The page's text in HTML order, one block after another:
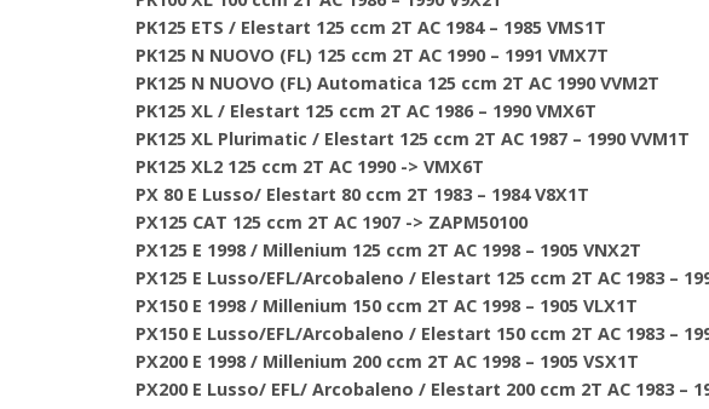
PK125 ETS / Elestart 125 ccm 2T AC 1984 – 1985 VMS1T
PK125 N NUOVO (FL) 125 ccm 2T AC 1990 – 1991 VMX7T
PK125 N NUOVO (FL) Automatica 125 ccm 2T AC 1990 VVM2T
PK125 XL / Elestart 125 ccm 2T AC 1986 – 1990 VMX6T
PK125 XL Plurimatic / Elestart 125 ccm 2T AC 1987 – 1990 VVM1T
PK125 XL2 125 ccm 2T AC 1990 -> VMX6T
PX 80 E Lusso/ Elestart 80 ccm 2T 1983 – 1984 V8X1T
PX125 CAT 125 ccm 2T AC 1907 -> ZAPM50100
PX125 E 1998 / Millenium 125 ccm 2T AC 1998 – 1905 VNX2T
PX125 E Lusso/EFL/Arcobaleno / Elestart 125 ccm 2T AC 1983 –
PX150 E 1998 / Millenium 150 ccm 2T AC 1998 – 1905 VLX1T
PX150 E Lusso/EFL/Arcobaleno / Elestart 150 ccm 2T AC 1983 –
PX200 E 1998 / Millenium 200 ccm 2T AC 1998 – 1905 VSX1T
PX200 E Lusso/ EFL/ Arcobaleno / Elestart 200 ccm 2T AC 1983 –